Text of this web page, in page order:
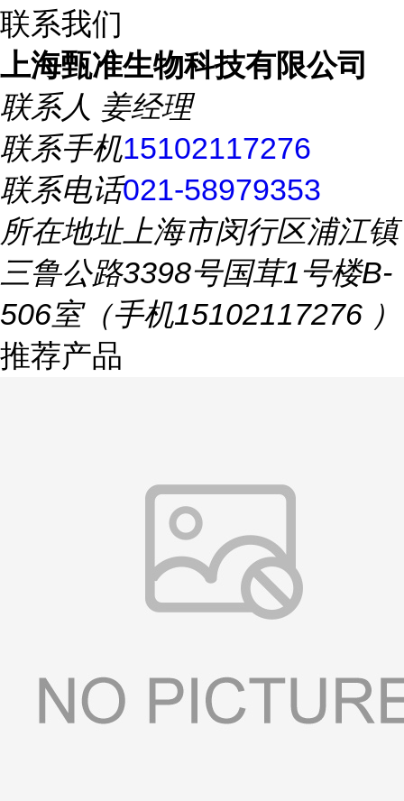
联系我们
上海甄准生物科技有限公司
联系人 姜经理
联系手机15102117276
联系电话021-58979353
所在地址上海市闵行区浦江镇
三鲁公路3398号国茸1号楼B-
506室（手机15102117276 ）
推荐产品